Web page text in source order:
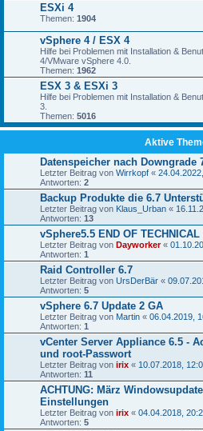
ESXi 4
Themen: 1904
vSphere 4 / ESX 4
Hilfe bei Problemen mit Installation &
4/VMware vSphere 4.0.
Themen: 1962
ESX 3 & ESXi 3
Hilfe bei Problemen mit Installation &
3.
Themen: 5016
Aktive
Datenspeicher nach Downgrade
Letzter Beitrag von Wirrkopf «
Antworten: 2
Backup Produkte die 6.7
Letzter Beitrag von Klaus_Urban «
Antworten: 13
vSphere5.5 END OF TECHNICAL
Letzter Beitrag von Dayworker«
Antworten: 1
Raid Controller 6.7
Letzter Beitrag von UrsDerBär «
Antworten: 5
vSphere 6.7 Update 2 GA
Letzter Beitrag von Martin « 06.04.2019,
Antworten: 1
vCenter Server Appliance 6.5 -
und root-Passwort
Letzter Beitrag von irix « 10.07.2018,
Antworten: 11
ACHTUNG: März
Einstellungen
Letzter Beitrag von irix « 04.04.2018,
Antworten: 5